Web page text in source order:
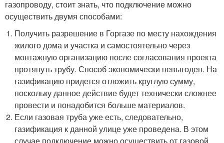
газопроводу, стоит знать, что подключение можно
осуществить двумя способами:
Получить разрешение в Горгазе по месту нахождения
жилого дома и участка и самостоятельно через
монтажную организацию после согласования проекта
протянуть трубу. Способ экономически невыгоден. На
газификацию придется отложить круглую сумму,
поскольку данное действие будет технически сложнее
провести и понадобится больше материалов.
Если газовая труба уже есть, следовательно,
газификация к данной улице уже проведена. В этом